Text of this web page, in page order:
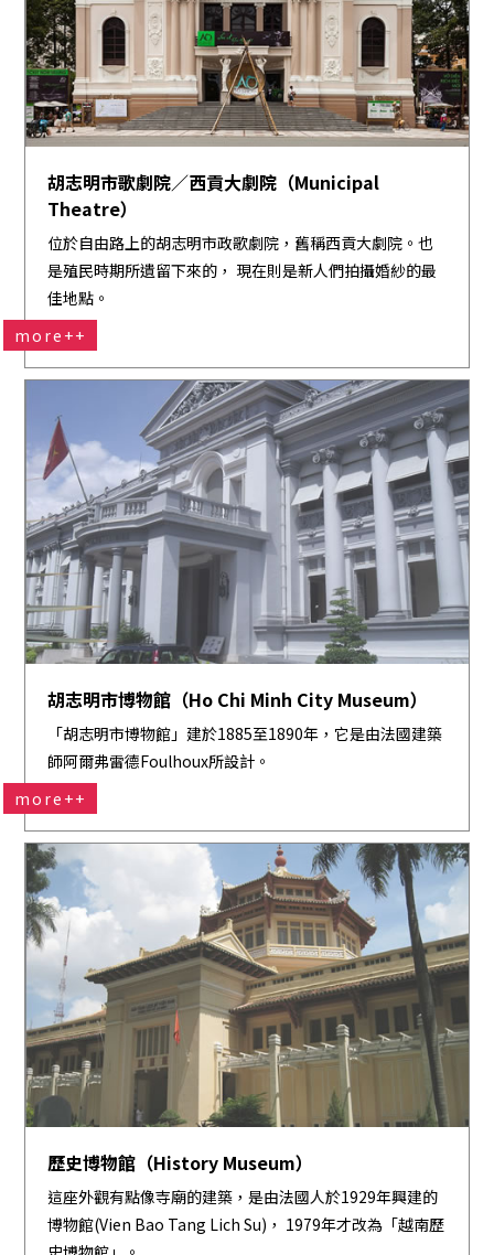
胡志明市歌劇院／西貢大劇院（Municipal
Theatre）
位於自由路上的胡志明市政歌劇院，舊稱西貢大劇院。也
是殖民時期所遺留下來的， 現在則是新人們拍攝婚紗的最
佳地點。
more++
胡志明市博物館（Ho Chi Minh City Museum）
「胡志明市博物館」建於1885至1890年，它是由法國建築
師阿爾弗雷德Foulhoux所設計。
more++
歷史博物館（History Museum）
這座外觀有點像寺廟的建築，是由法國人於1929年興建的
博物館(Vien Bao Tang Lich Su)， 1979年才改為「越南歷